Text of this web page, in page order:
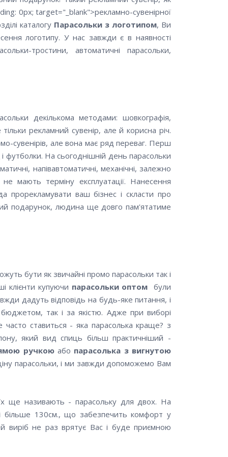
0px; target="_blank">рекламно-сувенірної
каталогу Парасольки з логотипом, Ви
логотипу. У нас завжди є в наявності
тростини, автоматичні парасольки,
декількома методами: шовкографія,
рекламний сувенір, але й корисна річ.
сувенірів, але вона має ряд переваг. Перш
і футболки. На сьогоднішній день парасольки
напівавтоматичні, механічні, залежно
мають терміну експлуатації. Нанесення
прорекламувати ваш бізнес і скласти про
подарунок, людина ще довго пам'ятатиме
бути як звичайні промо парасольки так і
клієнти купуючи парасольки оптом були
дадуть відповідь на будь-яке питання, і
так і за якістю. Адже при виборі
часто ставиться - яка парасолька краще? з
який вид спиць більш практичніший -
ручкоюабо парасолька з вигнутою
парасольки, і ми завжди допоможемо Вам
ще називають - парасольку для двох. На
більше 130см., що забезпечить комфорт у
не раз врятує Вас і буде приємною